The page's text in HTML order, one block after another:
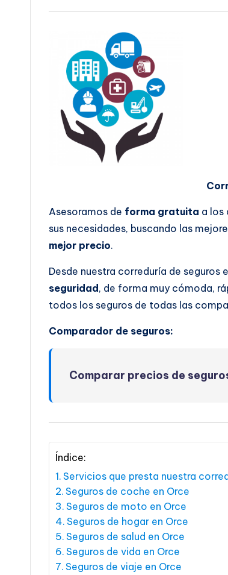
Asesoramos de forma gratuita a los
sus necesidades, buscando las
mejor precio.
Desde nuestra correduría de
seguridad , de forma muy cómoda,
todos los seguros de todas las
Comparador de seguros:
Comparar precios de
Índice:
Servicios que presta nuestra
Seguros de coche en Orce
Seguros de moto en Orce
Seguros de hogar en Orce
Seguros de salud en Orce
Seguros de vida en Orce
Seguros de viaje en Orce